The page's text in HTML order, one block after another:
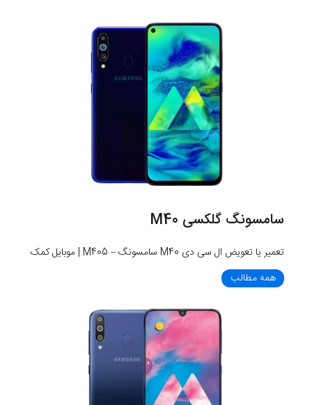
سامسونگ گلکسی M40
تعمیر یا تعویض ال سی دی M40 سامسونگ – M405 | موبایل کمک
همه مطالب